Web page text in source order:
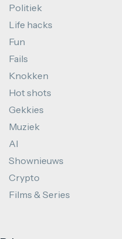
Politiek
Life hacks
Fun
Fails
Knokken
Hot shots
Gekkies
Muziek
AI
Shownieuws
Crypto
Films & Series